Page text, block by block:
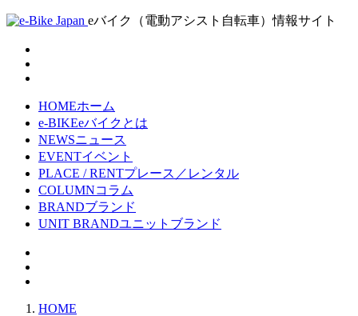
eバイク（電動アシスト自転車）情報サイト
HOMEホーム
e-BIKEeバイクとは
NEWSニュース
EVENTイベント
PLACE / RENTプレース／レンタル
COLUMNコラム
BRANDブランド
UNIT BRANDユニットブランド
HOME